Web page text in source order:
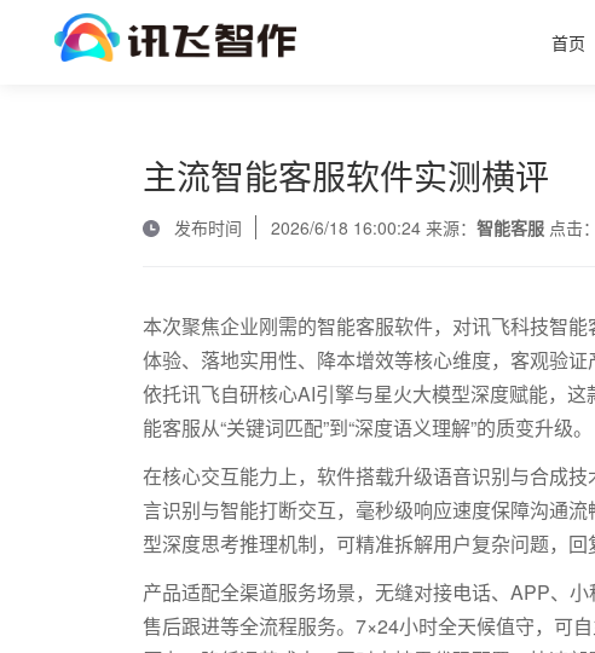
首页
主流智能客服软件实测横评
发布时间 2026/6/18 16:00:24 来源： 智能客服点击：
本次聚焦企业刚需的智能客服软件，对讯飞科技智
体验、落地实用性、降本增效等核心维度，客观验
依托讯飞自研核心AI引擎与星火大模型深度赋能，
能客服从“关键词匹配”到“深度语义理解”的质变升级。
在核心交互能力上，软件搭载升级语音识别与合成
言识别与智能打断交互，毫秒级响应速度保障沟通
型深度思考推理机制，可精准拆解用户复杂问题，
产品适配全渠道服务场景，无缝对接电话、 APP、小
售后跟进等全流程服务。 7×24小时全天候值守，可